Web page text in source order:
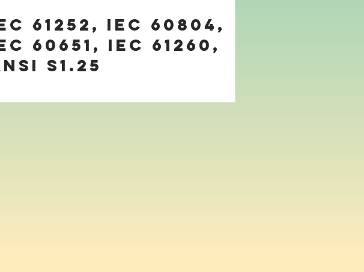
61252, IEC 60804,
60651, IEC 61260,
S1.25